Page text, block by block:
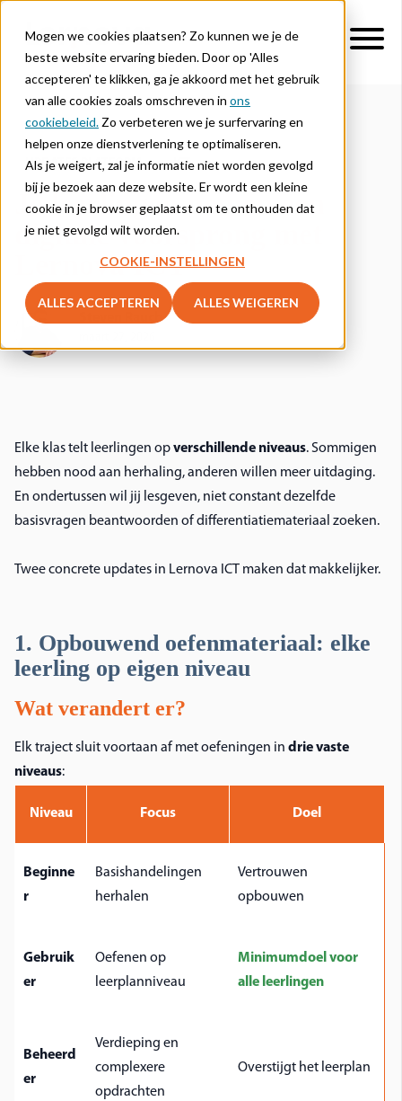
Mogen we cookies plaatsen? Zo kunnen we je de
beste website ervaring bieden. Door op 'Alles
accepteren' te klikken, ga je akkoord met het gebruik
van alle cookies zoals omschreven in ons
cookiebeleid. Zo verbeteren we je surfervaring en
helpen onze dienstverlening te optimaliseren.
Als je weigert, zal je informatie niet worden gevolgd
bij je bezoek aan deze website. Er wordt een kleine
cookie in je browser geplaatst om te onthouden dat
je niet gevolgd wilt worden.
COOKIE-INSTELLINGEN
ALLES ACCEPTEREN ALLES WEIGEREN
UPDATES PLATFORM ICT
Je leerlingen nemen een
digitale voorsprong met
Lernova ICT
Steven Rauch
Elke klas telt leerlingen opverschillende niveaus. Sommigen
hebben nood aan herhaling, anderen willen meer uitdaging.
En ondertussen wil jij lesgeven, niet constant dezelfde
basisvragen beantwoorden of differentiatiemateriaal zoeken.
Twee concrete updates in Lernova ICT maken dat makkelijker.
1. Opbouwend oefenmateriaal: elke
leerling op eigen niveau
Wat verandert er?
Elk traject sluit voortaan af met oefeningen in drie vaste
niveaus:
Niveau Focus Doel
Beginne
r
Basishandelingen
herhalen
Vertrouwen
opbouwen
Gebruik
er
Oefenen op
leerplanniveau
Minimumdoel voor
alle leerlingen
Beheerd
er
Verdieping en
complexere
opdrachten
Overstijgt het leerplan